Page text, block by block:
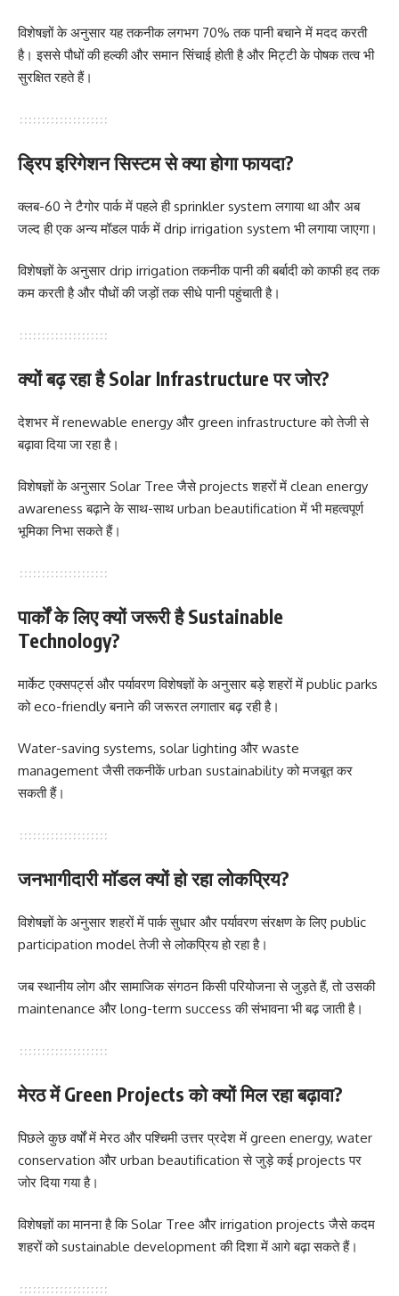
विशेषज्ञों के अनुसार यह तकनीक लगभग 70% तक पानी बचाने में मदद करती
है। इससे पौधों की हल्की और समान सिंचाई होती है और मिट्टी के पोषक तत्व भी
सुरक्षित रहते हैं।
ड्रिप इरिगेशन सिस्टम से क्या होगा फायदा?
क्लब-60 ने टैगोर पार्क में पहले ही sprinkler system लगाया था और अब
जल्द ही एक अन्य मॉडल पार्क में drip irrigation system भी लगाया जाएगा।
विशेषज्ञों के अनुसार drip irrigation तकनीक पानी की बर्बादी को काफी हद तक
कम करती है और पौधों की जड़ों तक सीधे पानी पहुंचाती है।
क्यों बढ़ रहा है Solar Infrastructure पर जोर?
देशभर में renewable energy और green infrastructure को तेजी से
बढ़ावा दिया जा रहा है।
विशेषज्ञों के अनुसार Solar Tree जैसे projects शहरों में clean energy
awareness बढ़ाने के साथ-साथ urban beautification में भी महत्वपूर्ण
भूमिका निभा सकते हैं।
पार्कों के लिए क्यों जरूरी है Sustainable
Technology?
मार्केट एक्सपर्ट्स और पर्यावरण विशेषज्ञों के अनुसार बड़े शहरों में public parks
को eco-friendly बनाने की जरूरत लगातार बढ़ रही है।
Water-saving systems, solar lighting और waste
management जैसी तकनीकें urban sustainability को मजबूत कर
सकती हैं।
जनभागीदारी मॉडल क्यों हो रहा लोकप्रिय?
विशेषज्ञों के अनुसार शहरों में पार्क सुधार और पर्यावरण संरक्षण के लिए public
participation model तेजी से लोकप्रिय हो रहा है।
जब स्थानीय लोग और सामाजिक संगठन किसी परियोजना से जुड़ते हैं, तो उसकी
maintenance और long-term success की संभावना भी बढ़ जाती है।
मेरठ में Green Projects को क्यों मिल रहा बढ़ावा?
पिछले कुछ वर्षों में मेरठ और पश्चिमी उत्तर प्रदेश में green energy, water
conservation और urban beautification से जुड़े कई projects पर
जोर दिया गया है।
विशेषज्ञों का मानना है कि Solar Tree और irrigation projects जैसे कदम
शहरों को sustainable development की दिशा में आगे बढ़ा सकते हैं।